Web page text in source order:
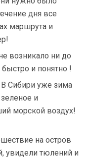
дня все
маршрута и
возникало ни до
и понятно !
Сибири уже зима
и
морской воздух!
на остров
увидели тюлений и